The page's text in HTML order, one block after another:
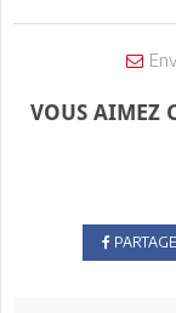
VOUS AIMEZ